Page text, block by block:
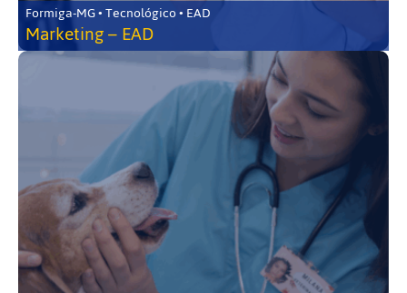
Formiga-MG • Tecnológico • EAD
Marketing – EAD